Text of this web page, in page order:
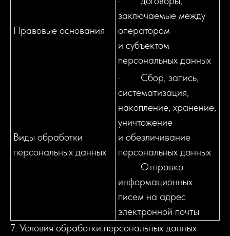
Правовые основания
заключаемые между
оператором
и субъектом
персональных данных
Виды обработки
персональных данных
· Сбор, запись,
систематизация,
накопление, хранение,
уничтожение
и обезличивание
персональных данных
· Отправка
информационных
писем на адрес
электронной почты
7. Условия обработки персональных данных